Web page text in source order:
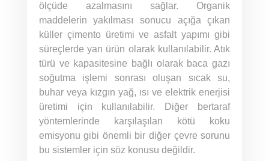
ölçüde azalmasını sağlar. Organik
maddelerin yakılması sonucu açığa çıkan
küller çimento üretimi ve asfalt yapımı gibi
süreçlerde yan ürün olarak kullanılabilir. Atık
türü ve kapasitesine bağlı olarak baca gazı
soğutma işlemi sonrası oluşan sıcak su,
buhar veya kızgın yağ, ısı ve elektrik enerjisi
üretimi için kullanılabilir. Diğer bertaraf
yöntemlerinde karşılaşılan kötü koku
emisyonu gibi önemli bir diğer çevre sorunu
bu sistemler için söz konusu değildir.